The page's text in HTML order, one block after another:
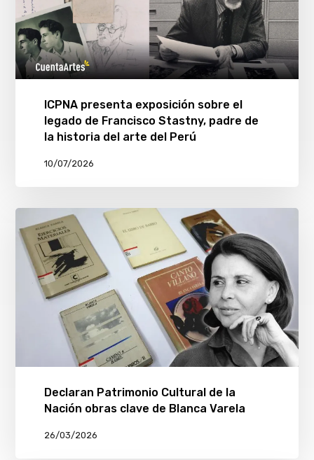
ICPNA presenta exposición sobre el
legado de Francisco Stastny, padre de
la historia del arte del Perú
10/07/2026
Declaran Patrimonio Cultural de la
Nación obras clave de Blanca Varela
26/03/2026